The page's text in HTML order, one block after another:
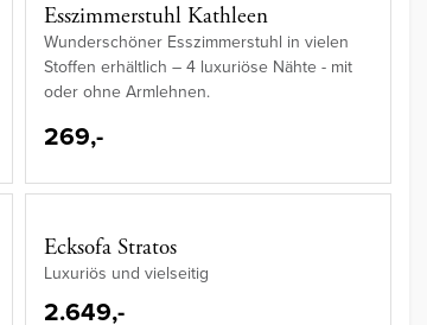
Esszimmerstuhl Kathleen
Wunderschöner Esszimmerstuhl in vielen
Stoffen erhältlich – 4 luxuriöse Nähte - mit
oder ohne Armlehnen.
269,-
Ecksofa Stratos
Luxuriös und vielseitig
2.649,-